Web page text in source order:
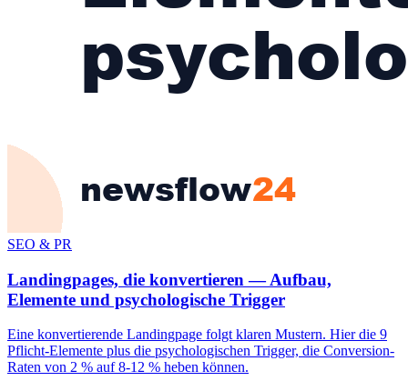
SEO & PR
Landingpages, die konvertieren — Aufbau,
Elemente und psychologische Trigger
Eine konvertierende Landingpage folgt klaren Mustern. Hier die 9
Pflicht-Elemente plus die psychologischen Trigger, die Conversion-
Raten von 2 % auf 8-12 % heben können.